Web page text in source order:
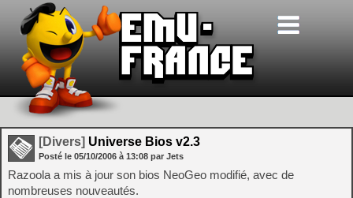
[Divers] Universe Bios v2.3
Posté le 05/10/2006 à 13:08 par Jets
Razoola a mis à jour son bios NeoGeo modifié, avec de
nombreuses nouveautés.